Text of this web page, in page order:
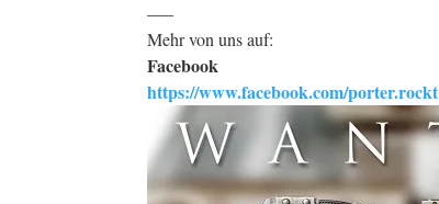
—–
Mehr von uns auf:
Facebook
https://www.facebook.com/porter.rockt